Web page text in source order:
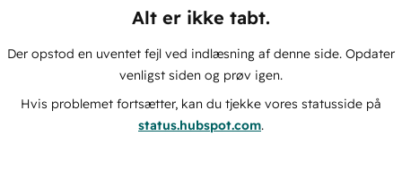
Alt er ikke tabt.
Der opstod en uventet fejl ved indlæsning af denne side. Opdater
venligst siden og prøv igen.
Hvis problemet fortsætter, kan du tjekke vores statusside på
status.hubspot.com.